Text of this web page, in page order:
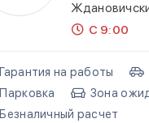
С 9:00
Гарантия на работы
Парковка
Зона
Безналичный расчет